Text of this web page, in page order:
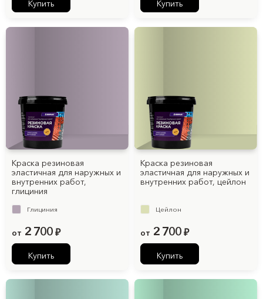
Купить Купить
Краска резиновая
эластичная для наружных и
внутренних работ,
глициния
Глициния
от 2 700 ₽
Купить
Краска резиновая
эластичная для наружных и
внутренних работ, цейлон
Цейлон
от 2 700 ₽
Купить